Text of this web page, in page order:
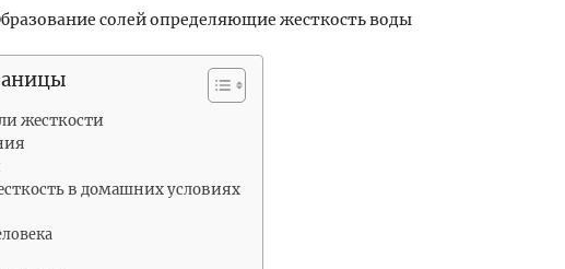
солей определяющие жесткость воды
жесткости
в домашних условиях